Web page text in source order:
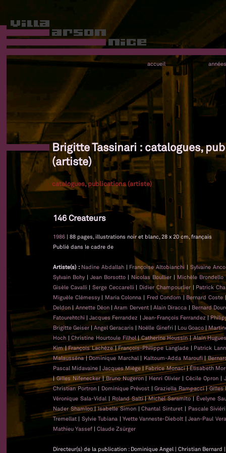
accueil années
Brigitte Tassinari : catalogues,
(artiste)
catalogues, publications (artiste)
146 Createurs
1986 | 88 pages, illustrations noir et blanc, 28 x 20 cm, français
Publié dans le cadre de
Artiste(s) : Nadine Abdallah| Françoise Altobianchi |Sylvaine
Sylvain Bohy| Jean Borsotto | Nicolas Boullier | Michèle Brondello
Gisèle Cavalli |Serge Ceccarelli | Didier Champourlier| Patrick
Miguèle Clémessy| Maria Colonna | Fred Condom|Bernard Coste
Deldon|Annette Déon|Aram Dervent|Alain Diracca | Bernard
Fatourehtchi |Jacques Ferrandez | Jean-François Ferrandez|
Brigitte Geiser|Angel Geracaris | Noëlle Ginefri | Lou Goaco|
Hoch |Christine Hourtoule Filhol|Catherine Houssin|Alain
Kim|François Lachéze|François-Philippe Langlade| Patrick
Malausséna|Dominique Marchal | Kaltoum-Adda Maroufi|
Pascal Midavaine |Jacques Miège|Fabrice Monaci|Élisabeth
|Gilles Nifenecker|Bruno Nugeron|Henri Olivier |Cécile Opron|
Christian Portron| Dominique Prévost |Graziella Rampacci|Gilles
Véronique Sala-Vidal | Roland Salti|Michel Saramito|Évelyne
Nader Shamloo|Isabelle Simon|Chantal Sinturet | Pascale Siviéri
Tremellat | Sylvie Tubiana | Yvette Vanneste-Diebolt |Jean-Paul
Mathieu Yassef | Claude Zsürger
Directeur(s) de la publication : Dominique Angel | Christian